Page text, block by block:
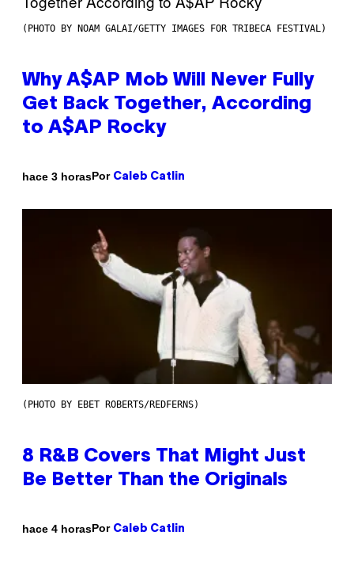
(PHOTO BY NOAM GALAI/GETTY IMAGES FOR TRIBECA FESTIVAL)
Why A$AP Mob Will Never Fully
Get Back Together, According
to A$AP Rocky
hace 3 horasPor Caleb Catlin
(PHOTO BY EBET ROBERTS/REDFERNS)
8 R&B Covers That Might Just
Be Better Than the Originals
hace 4 horasPor Caleb Catlin